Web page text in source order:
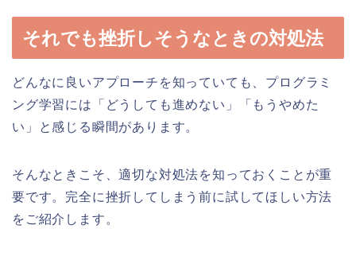
それでも挫折しそうなときの対処法
どんなに良いアプローチを知っていても、プログラミ
ング学習には「どうしても進めない」「もうやめた
い」と感じる瞬間があります。
そんなときこそ、適切な対処法を知っておくことが重
要です。完全に挫折してしまう前に試してほしい方法
をご紹介します。